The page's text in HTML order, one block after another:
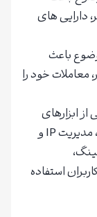
دارایی های
این موضوع باعث
معاملات خود را
ابزارهای
مختلفی مانند احراز هویت دو مرحله‌ای، مدیریت IP و
استفاده